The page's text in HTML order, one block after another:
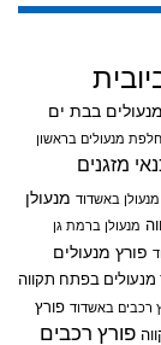
בבת ים
מנעולים בראשון
מזגנים
מנעולן באשדוד מנעולן
מנעולן ברמת גן
פורץ מנעולים
מנעולים בפתח תקווה
רכבים באשדוד פורץ
פורץ רכבים